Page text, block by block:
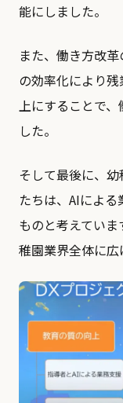
能にしました。
また、働き方改
の効率化により
上にすることで
した。
そして最後に、
たちは、AIによ
ものと考えてい
稚園業界全体に広